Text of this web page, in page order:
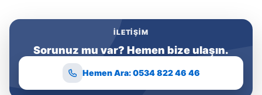
İLETIŞIM
Sorunuz mu var? Hemen bize ulaşın.
Hemen Ara: 0534 822 46 46